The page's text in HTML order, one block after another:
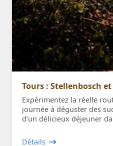
Tours : Stellenbosch
Expérimentez la réelle
journée à déguster des
d’un délicieux déjeuner
Détails